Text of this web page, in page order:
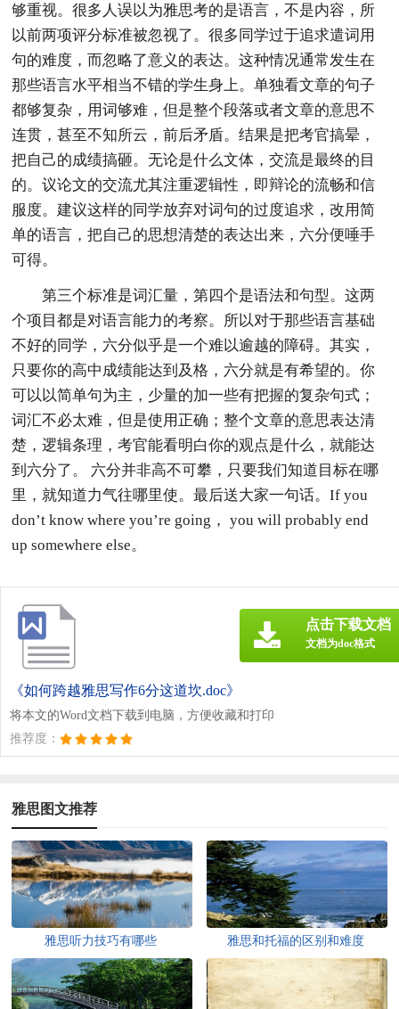
够重视。很多人误以为雅思考的是语言，不是内容，所
以前两项评分标准被忽视了。很多同学过于追求遣词用
句的难度，而忽略了意义的表达。这种情况通常发生在
那些语言水平相当不错的学生身上。单独看文章的句子
都够复杂，用词够难，但是整个段落或者文章的意思不
连贯，甚至不知所云，前后矛盾。结果是把考官搞晕，
把自己的成绩搞砸。无论是什么文体，交流是最终的目
的。议论文的交流尤其注重逻辑性，即辩论的流畅和信
服度。建议这样的同学放弃对词句的过度追求，改用简
单的语言，把自己的思想清楚的表达出来，六分便唾手
可得。
第三个标准是词汇量，第四个是语法和句型。这两
个项目都是对语言能力的考察。所以对于那些语言基础
不好的同学，六分似乎是一个难以逾越的障碍。其实，
只要你的高中成绩能达到及格，六分就是有希望的。你
可以以简单句为主，少量的加一些有把握的复杂句式；
词汇不必太难，但是使用正确；整个文章的意思表达清
楚，逻辑条理，考官能看明白你的观点是什么，就能达
到六分了。 六分并非高不可攀，只要我们知道目标在哪
里，就知道力气往哪里使。最后送大家一句话。If you
don’t know where you’re going， you will probably end
up somewhere else。
《如何跨越雅思写作6分这道坎.doc》
将本文的Word文档下载到电脑，方便收藏和打印
推荐度：
点击下载文档
文档为doc格式
雅思图文推荐
雅思听力技巧有哪些 雅思和托福的区别和难度